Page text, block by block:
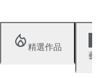
精選作品